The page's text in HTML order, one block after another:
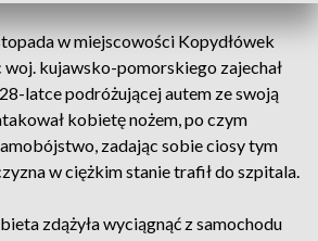
w miejscowości Kopydłówek
kujawsko-pomorskiego zajechał
latce podróżującej autem ze swoją
kobietę nożem, po czym
zadając sobie ciosy tym
w ciężkim stanie trafił do szpitala.
zdążyła wyciągnąć z samochodu